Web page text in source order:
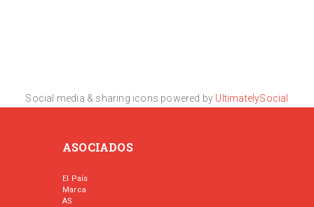
Social media & sharing icons powered by UltimatelySocial
ASOCIADOS
El País
Marca
AS